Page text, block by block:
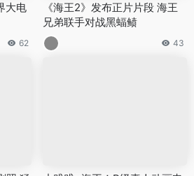
大电
62
《海王2》发布正片片段 海王
兄弟联手对战黑蝠鲼
43